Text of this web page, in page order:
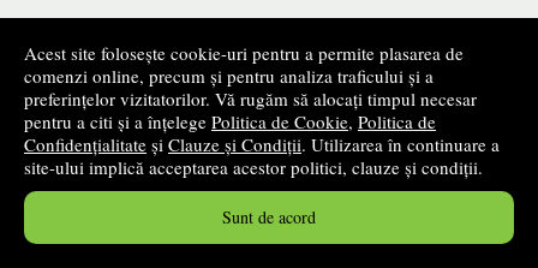
Acest site folosește cookie-uri pentru a permite plasarea de
comenzi online, precum și pentru analiza traficului și a
preferințelor vizitatorilor. Vă rugăm să alocați timpul necesar
pentru a citi și a înțelege Politica de Cookie, Politica de
Confidențialitate și Clauze și Condiții. Utilizarea în continuare a
site-ului implică acceptarea acestor politici, clauze și condiții.
Sunt de acord
Filtrează produsele
Categorii de carte +